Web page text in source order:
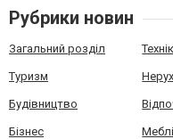
Рубрики новин
Загальний розділ
Туризм
Будівництво
Бізнес Меблі